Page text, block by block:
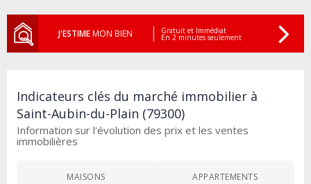
J'ESTIMEMON BIEN Gratuit et Immédiat
En 2 minutes seulement
Indicateurs clés du marché immobilier à
Saint-Aubin-du-Plain (79300)
Information sur l'évolution des prix et les ventes
immobilières
MAISONS APPARTEMENTS